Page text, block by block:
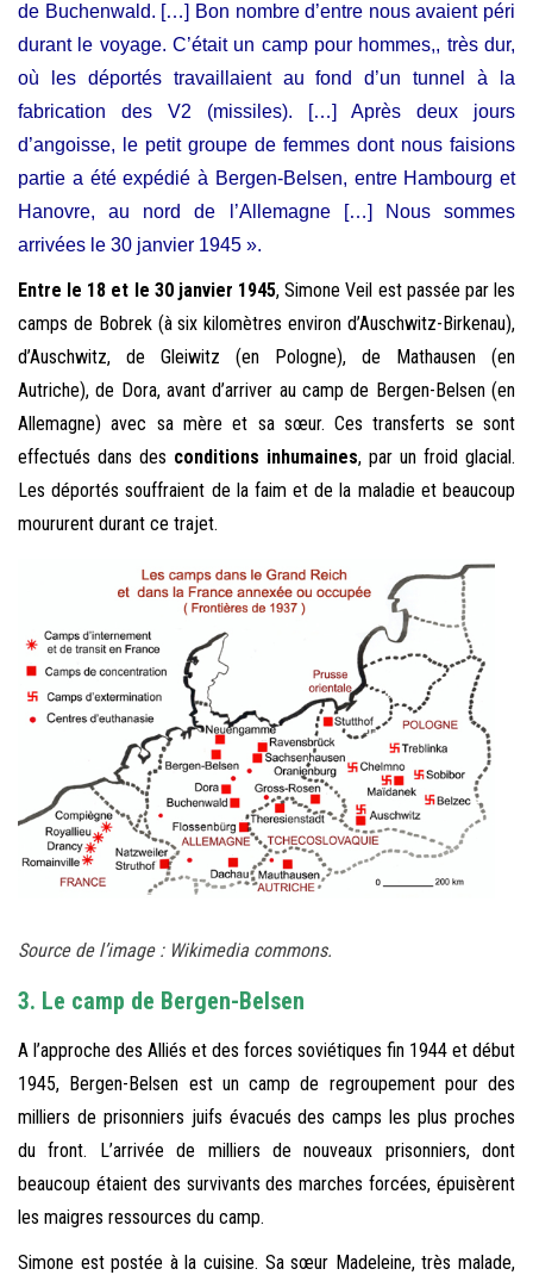
de Buchenwald. […] Bon nombre d’entre nous avaient péri
durant le voyage. C’était un camp pour hommes,, très dur,
où les déportés travaillaient au fond d’un tunnel à la
fabrication des V2 (missiles). […] Après deux jours
d’angoisse, le petit groupe de femmes dont nous faisions
partie a été expédié à Bergen-Belsen, entre Hambourg et
Hanovre, au nord de l’Allemagne […] Nous sommes
arrivées le 30 janvier 1945 ».
Entre le 18 et le 30 janvier 1945, Simone Veil est passée par les
camps de Bobrek (à six kilomètres environ d’Auschwitz-Birkenau),
d’Auschwitz, de Gleiwitz (en Pologne), de Mathausen (en
Autriche), de Dora, avant d’arriver au camp de Bergen-Belsen (en
Allemagne) avec sa mère et sa sœur. Ces transferts se sont
effectués dans des conditions inhumaines, par un froid glacial.
Les déportés souffraient de la faim et de la maladie et beaucoup
moururent durant ce trajet.
Source de l’image : Wikimedia commons.
3. Le camp de Bergen-Belsen
A l’approche des Alliés et des forces soviétiques fin 1944 et début
1945, Bergen-Belsen est un camp de regroupement pour des
milliers de prisonniers juifs évacués des camps les plus proches
du front. L’arrivée de milliers de nouveaux prisonniers, dont
beaucoup étaient des survivants des marches forcées, épuisèrent
les maigres ressources du camp.
Simone est postée à la cuisine. Sa sœur Madeleine, très malade,